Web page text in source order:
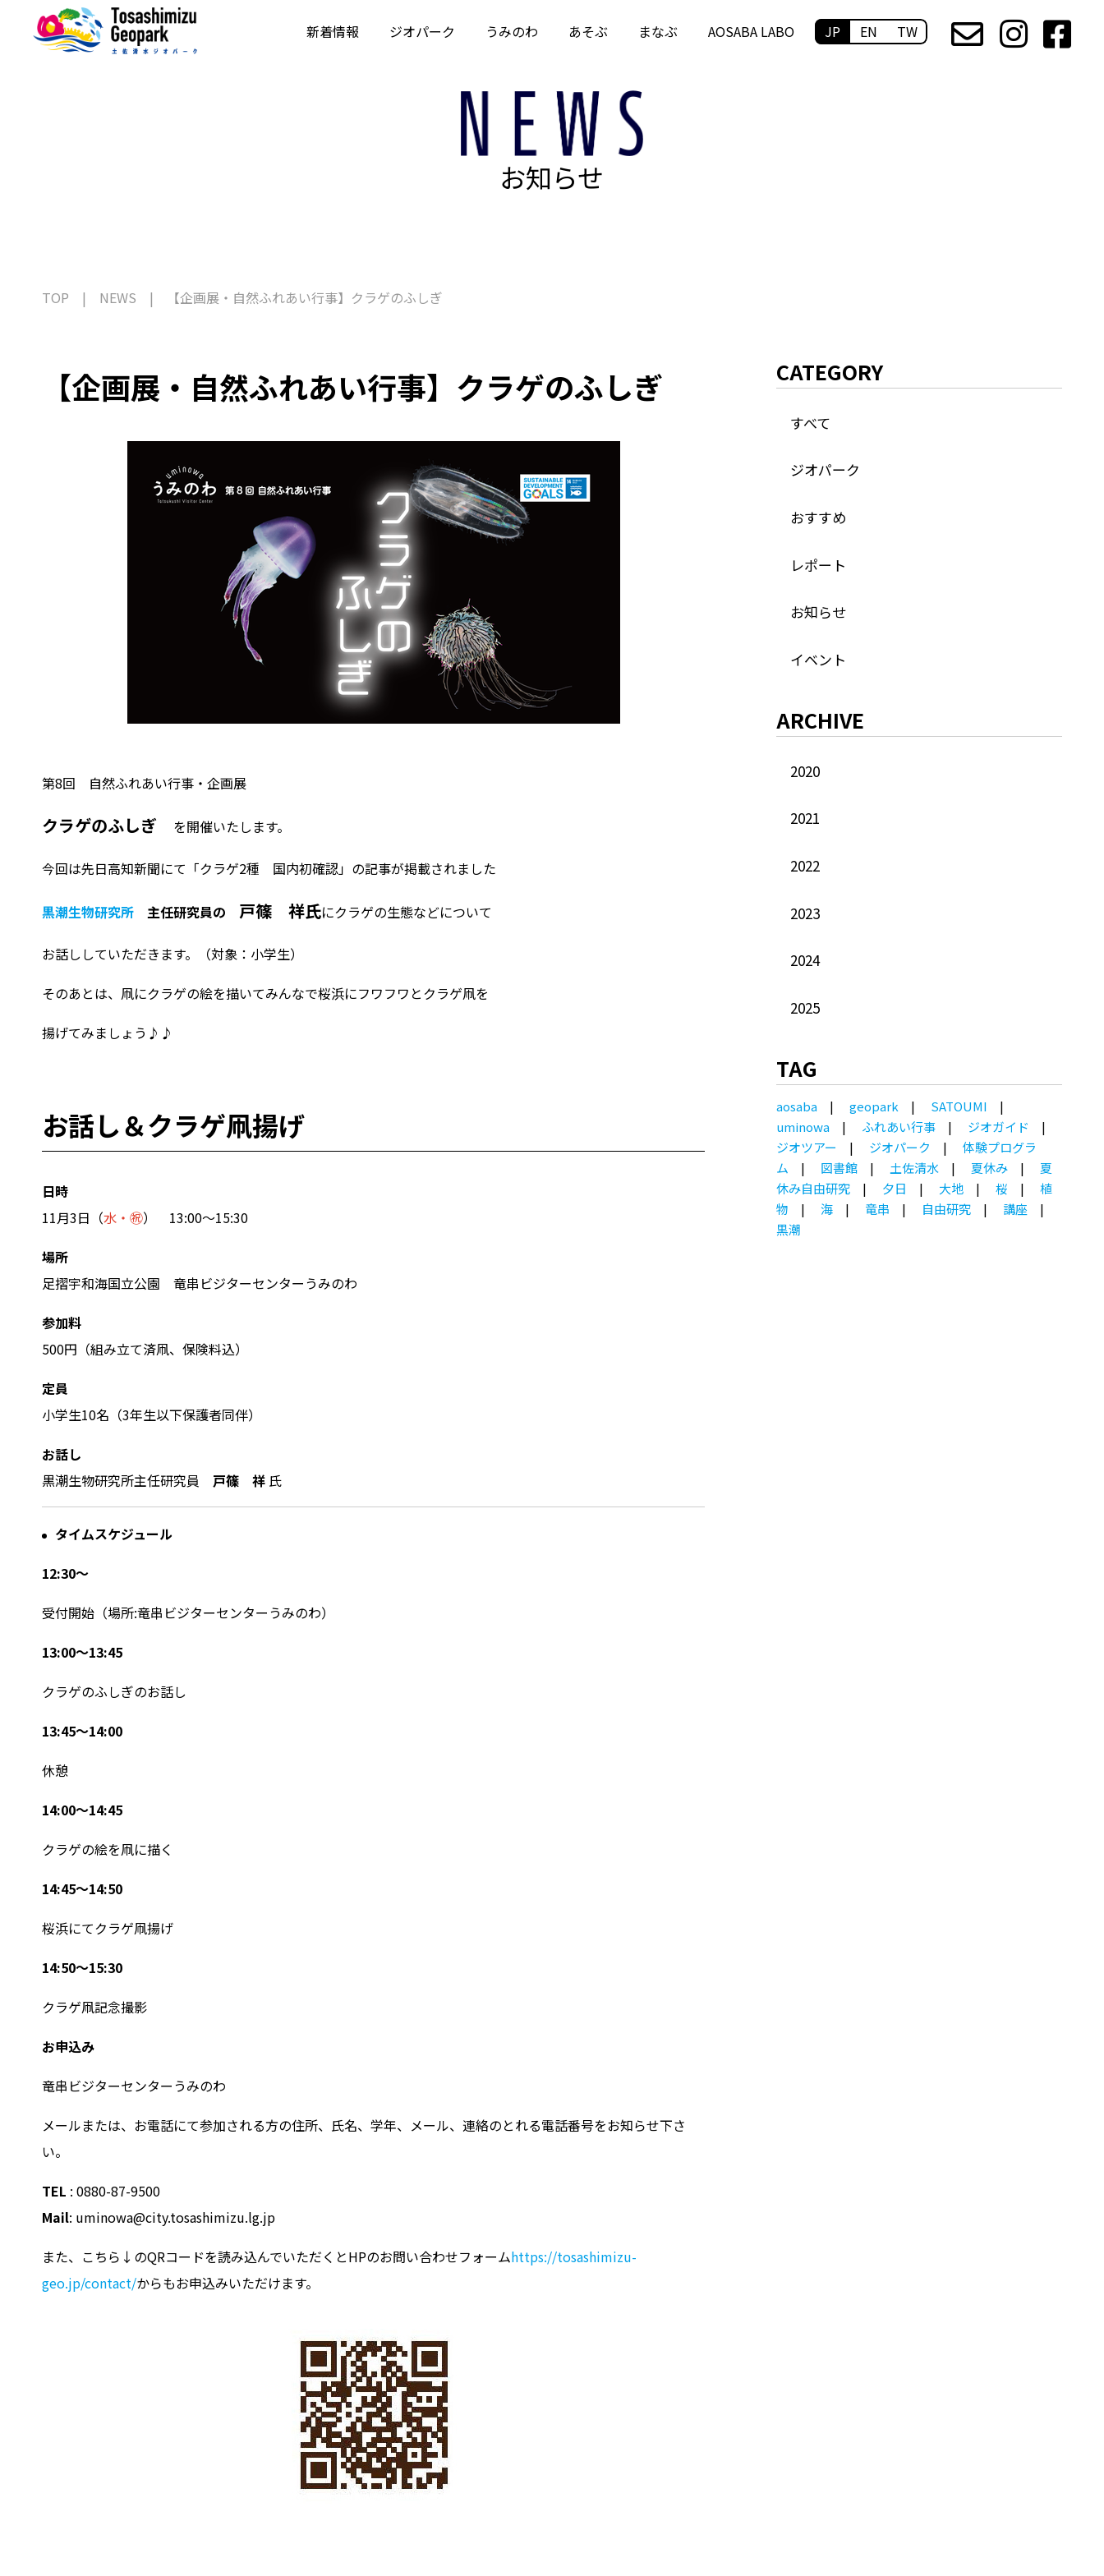
新着情報 ジオパーク うみのわ あそぶ まなぶ AOSABA LABO JP EN TW
お知らせ
TOP NEWS 【企画展・自然ふれあい行事】クラゲのふしぎ
【企画展・自然ふれあい行事】クラゲのふしぎ
第8回 自然ふれあい行事・企画展
クラゲのふしぎ を開催いたします。
今回は先日高知新聞にて「クラゲ2種 国内初確認」の記事が掲載されました
黒潮生物研究所 主任研究員の 戸篠 祥氏にクラゲの生態などについて
お話ししていただきます。（対象：小学生）
そのあとは、凧にクラゲの絵を描いてみんなで桜浜にフワフワとクラゲ凧を
揚げてみましょう♪♪
お話し＆クラゲ凧揚げ
日時
11月3日（水・㊗） 13:00～15:30
場所
足摺宇和海国立公園 竜串ビジターセンターうみのわ
参加料
500円（組み立て済凧、保険料込）
定員
小学生10名（3年生以下保護者同伴）
お話し
黒潮生物研究所主任研究員 戸篠 祥 氏
タイムスケジュール
12:30～
受付開始（場所:竜串ビジターセンターうみのわ）
13:00～13:45
クラゲのふしぎのお話し
13:45～14:00
休憩
14:00～14:45
クラゲの絵を凧に描く
14:45～14:50
桜浜にてクラゲ凧揚げ
14:50～15:30
クラゲ凧記念撮影
お申込み
竜串ビジターセンターうみのわ
メールまたは、お電話にて参加される方の住所、氏名、学年、メール、連絡のとれる電話番号をお知らせ下さ
い。
TEL : 0880-87-9500
Mail: uminowa@city.tosashimizu.lg.jp
また、こちら↓のQRコードを読み込んでいただくとHPのお問い合わせフォームhttps://tosashimizu-
geo.jp/contact/からもお申込みいただけます。
CATEGORY
すべて
ジオパーク
おすすめ
レポート
お知らせ
イベント
ARCHIVE
2020
2021
2022
2023
2024
2025
TAG
aosaba geopark
SATOUMI
uminowa
ふれあい行事
ジオガイド
ジオツアー
ジオパーク
体験プログラ
ム
図書館 土佐清水 夏休み
夏
休み自由研究
夕日 大地 桜
植
物
海 竜串 自由研究
講座
黒潮